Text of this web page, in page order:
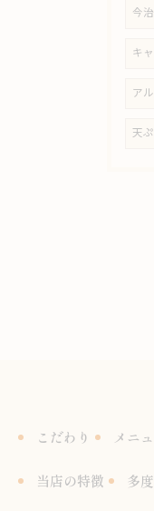
今
キ
ア
天
こだわり メニ
当店の特徴 多